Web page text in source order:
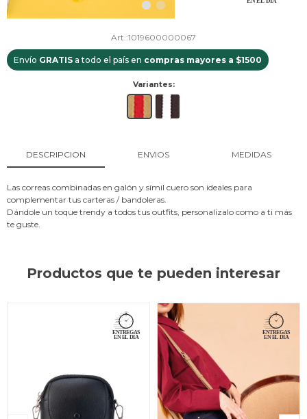
1019600000067
Envío GRATIS a todo el país en compras mayores a $1500
Variantes:
DESCRIPCION ENVIOS MEDIDAS
Las correas combinadas en galón y símil cuero son ideales para
complementar tus carteras / bandoleras.
Dándole un toque trendy a todos tus outfits, personalízalo como a ti más
te guste.
Productos que te pueden interesar